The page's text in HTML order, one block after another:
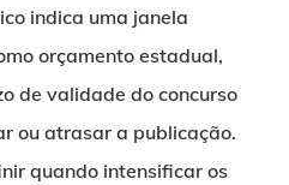
indica uma janela
orçamento estadual,
de validade do concurso
ou atrasar a publicação.
quando intensificar os